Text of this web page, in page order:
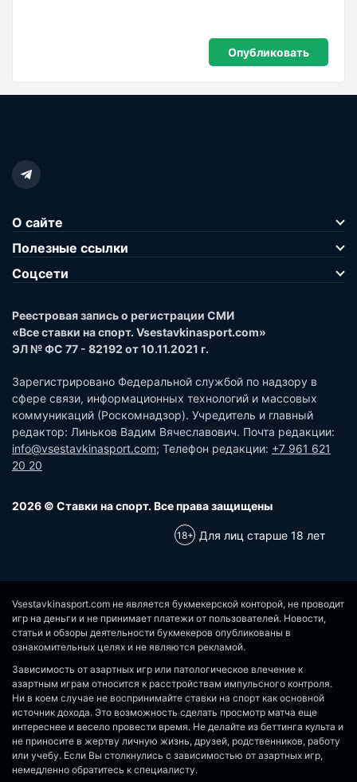
О сайте
Полезные ссылки
Соцсети
Реестровая запись о регистрации СМИ
«Все ставки на спорт. Vsestavkinasport.com»
ЭЛ № ФС 77 - 82192 от 10.11.2021 г.
Зарегистрировано Федеральной службой по надзору в
сфере связи, информационных технологий и массовых
коммуникаций (Роскомнадзор). Учредитель и главный
редактор: Линьков Вадим Вячеславович. Почта редакции:
info@vsestavkinasport.com; Телефон редакции: +7 961 621
20 20
2026 © Ставки на спорт. Все права защищены
Для лиц старше 18 лет
Vsestavkinasport.com не является букмекерской конторой, не проводит
игр на деньги и не принимает платежи от пользователей. Новости,
статьи и обзоры деятельности букмекеров опубликованы в
ознакомительных целях и не являются рекламой.
Зависимость от азартных игр или патологическое влечение к
азартным играм относится к расстройствам импульсного контроля.
Ни в коем случае не воспринимайте ставки на спорт как основной
источник дохода. Это возможность сделать просмотр матча еще
интереснее и весело провести время. Не делайте из беттинга культа и
не приносите в жертву личную жизнь, друзей, родственников, работу
или учебу. Если Вы столкнулись с зависимостью от азартных игр,
немедленно обратитесь к специалисту.